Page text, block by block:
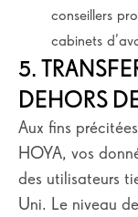
conseillers
cabinets
5.
DEHORS
Aux fins
HOYA, vos
des utilisateurs
Uni. Le niveau